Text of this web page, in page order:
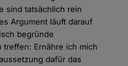
sind tatsächlich rein
Argument läuft darauf
begründe
treffen: Ernähre ich mich
dafür das